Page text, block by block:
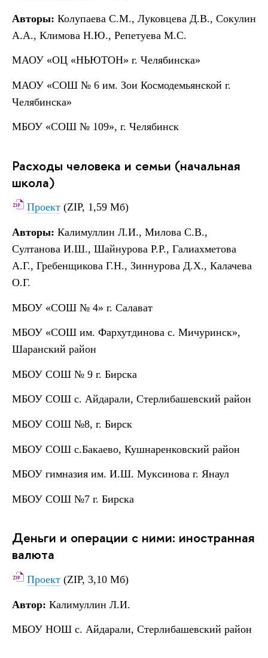
Авторы: Колупаева С.М., Луковцева Д.В., Сокулин
А.А., Климова Н.Ю., Репетуева М.С.
МАОУ «ОЦ «НЬЮТОН» г. Челябинска»
МАОУ «СОШ № 6 им. Зои Космодемьянской г.
Челябинска»
МБОУ «СОШ № 109», г. Челябинск
Расходы человека и семьи (начальная
школа)
Проект (ZIP, 1,59 Мб)
Авторы: Калимуллин Л.И., Милова С.В.,
Султанова И.Ш., Шайнурова Р.Р., Галиахметова
А.Г., Гребенщикова Г.Н., Зиннурова Д.Х., Калачева
О.Г.
МБОУ «СОШ № 4» г. Салават
МБОУ «СОШ им. Фархутдинова с. Мичуринск»,
Шаранский район
МБОУ СОШ № 9 г. Бирска
МБОУ СОШ с. Айдарали, Стерлибашевский район
МБОУ СОШ №8, г. Бирск
МБОУ СОШ с.Бакаево, Кушнаренковский район
МБОУ гимназия им. И.Ш. Муксинова г. Янаул
МБОУ СОШ №7 г. Бирска
Деньги и операции с ними: иностранная
валюта
Проект (ZIP, 3,10 Мб)
Автор: Калимуллин Л.И.
МБОУ НОШ с. Айдарали, Стерлибашевский район